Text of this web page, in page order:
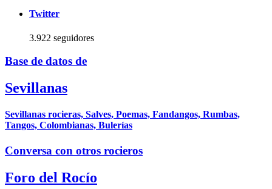
Twitter
3.922 seguidores
Base de datos de
Sevillanas
Sevillanas rocieras, Salves, Poemas, Fandangos, Rumbas,
Tangos, Colombianas, Bulerías
Conversa con otros rocieros
Foro del Rocío